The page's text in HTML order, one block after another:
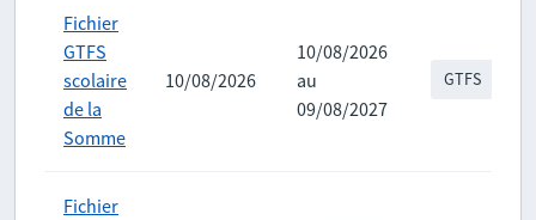
Fichier
GTFS
scolaire
de la
Somme
10/08/2026
10/08/2026
au
09/08/2027
GTFS
Fichier